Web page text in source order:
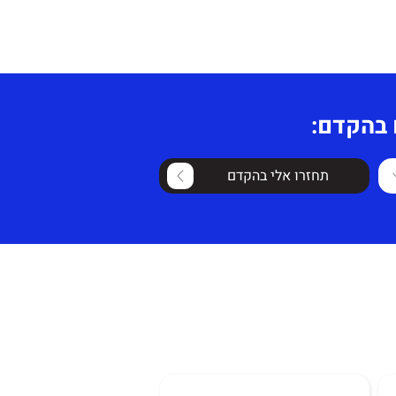
בהקדם:
תחזרו אלי בהקדם